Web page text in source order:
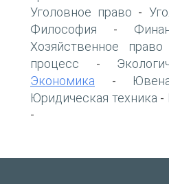
Уголовное право -
Философия -
Хозяйственное право
процесс -
Экономика -
Юридическая техника -
-